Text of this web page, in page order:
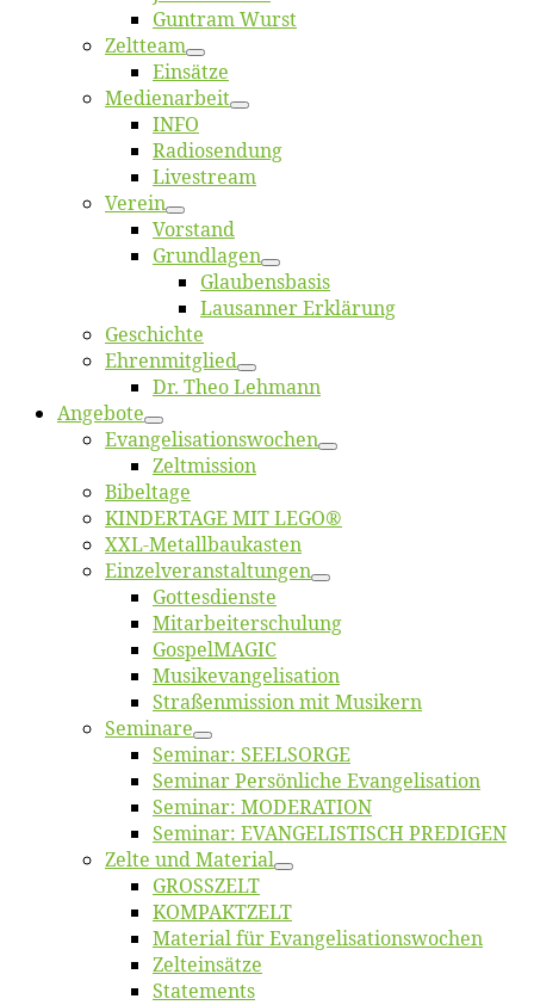
Gun­tram Wurst
Zelt­team
Ein­sät­ze
Me­di­en­ar­beit
INFO
Ra­dio­sen­dung
Live­stream
Ver­ein
Vor­stand
Grund­la­gen
Glaubens­ba­sis
Lausan­ner Erklärung
Ge­schich­te
Eh­ren­mit­glied
Dr. Theo Lehmann
An­ge­bo­te
Evangelisa­tions­wo­chen
Zelt­mis­si­on
Bi­bel­ta­ge
KINDERTAGE MIT LEGO®
XXL-Me­­tal­l­­bau­­kas­­ten
Einzelver­an­stal­tungen
Got­tes­diens­te
Mitarbeiter­schulung
Gos­pel­MA­GIC
Musikevan­ge­li­sa­tion
Straßenmis­sion mit Musikern
Se­mi­na­re
Se­mi­nar: SEELSORGE
Se­mi­nar Per­sön­li­che Evangelisation
Se­mi­nar: MODERATION
Se­mi­nar: EVANGELISTISCH PREDIGEN
Zel­te und Material
GROSSZELT
KOMPAKTZELT
Ma­te­ri­al für Evangelisationswochen
Zelt­ein­sät­ze
State­ments